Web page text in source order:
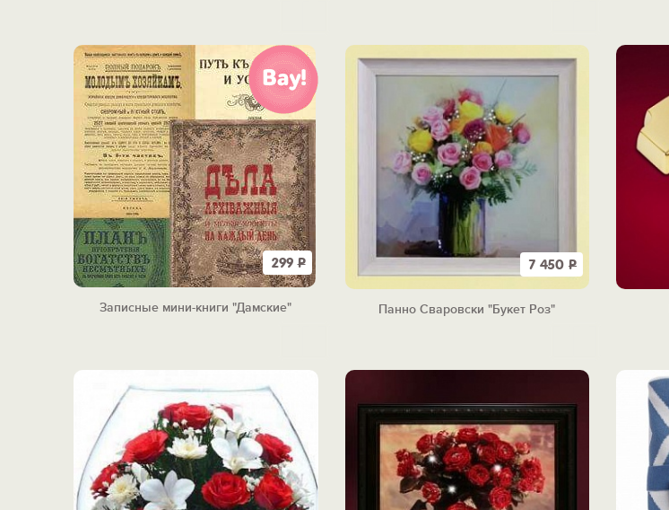
299Р
Записные мини-книги "Дамские"
7 450 Р
Панно Сваровски "Букет Роз"